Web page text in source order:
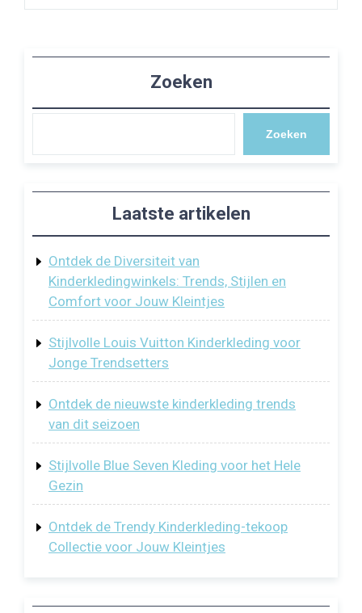
Zoeken
Zoeken
Laatste artikelen
Ontdek de Diversiteit van
Kinderkledingwinkels: Trends, Stijlen en
Comfort voor Jouw Kleintjes
Stijlvolle Louis Vuitton Kinderkleding voor
Jonge Trendsetters
Ontdek de nieuwste kinderkleding trends
van dit seizoen
Stijlvolle Blue Seven Kleding voor het Hele
Gezin
Ontdek de Trendy Kinderkleding-tekoop
Collectie voor Jouw Kleintjes